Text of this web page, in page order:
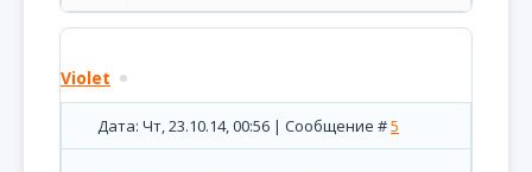
Violet
Дата: Чт, 23.10.14, 00:56 | Сообщение #5